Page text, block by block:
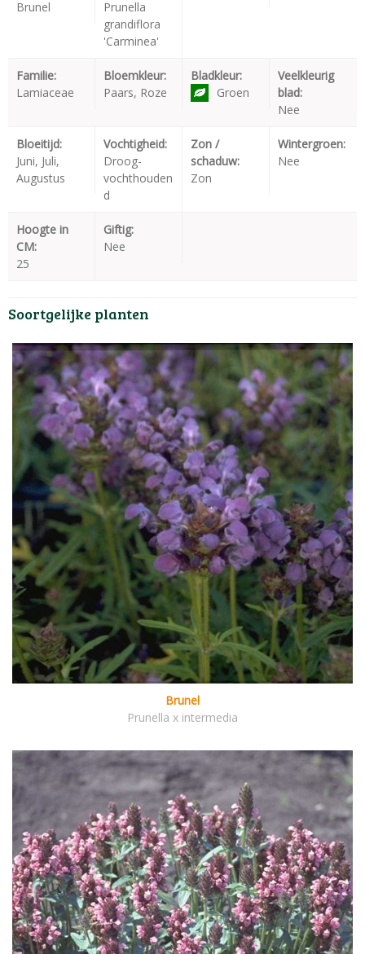
Brunel
Prunella
grandiflora
'Carminea'
Familie:
Lamiaceae
Bloemkleur:
Paars, Roze
Bladkleur:
Groen
Veelkleurig
blad:
Nee
Bloeitijd:
Juni, Juli,
Augustus
Vochtigheid:
Droog-
vochthouden
d
Zon /
schaduw:
Zon
Wintergroen:
Nee
Hoogte in
CM:
25
Giftig:
Nee
Soortgelijke planten
Brunel
Prunella x intermedia